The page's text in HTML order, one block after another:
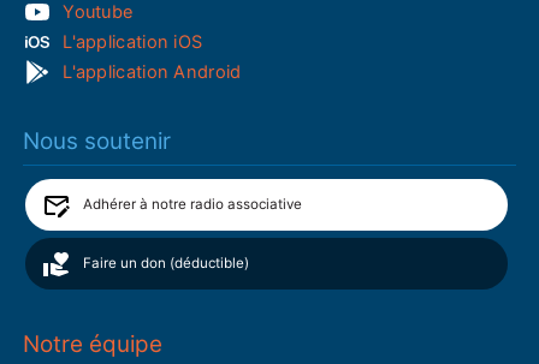
Youtube
L'application iOS
L'application Android
Nous soutenir
Adhérer à notre radio associative
Faire un don (déductible)
Notre équipe